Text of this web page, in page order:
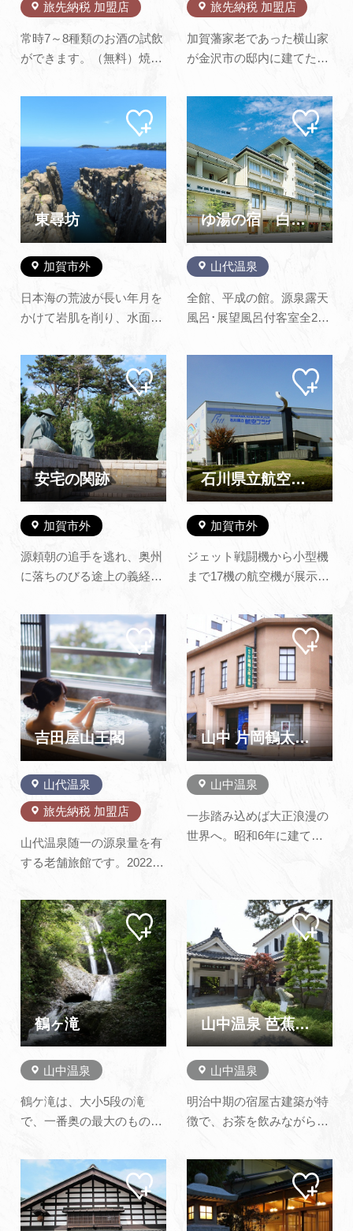
旅先納税 加盟店
常時7～8種類のお酒の試飲
ができます。（無料）焼印
類の中からお気に入りを選
んで焼印を押し、MYコー
スターやMY桝を作りまし
蔵でコースター）.pdf
旅先納税 加盟店
加賀藩家老であった横山家
が金沢市の邸内に建てた書
治末期の木造技術の枠を傾
けた最高級の普請であった
と伝えられています。成巽
閣（重文・金沢）に見られ
る武家邸宅書院の伝統を継
承する近代の書院造として
貴重な遺構で、また数々の
古美術品…
東尋坊
加賀市外
日本海の荒波が長い年月を
かけて岩肌を削り、水面か
断崖を作り上げた奇勝で
す。五角形や六角形の柱状
節理の巨大な岩柱がそそり
立ち、地質学的にも貴重で
国の天然記念物に指定され
ています。また、30分で巡
る観光遊覧船からは、ライ
オン岩、ろ…
マイ
ペー
ジに
追加
ゆ湯の宿 白山菖蒲亭
山代温泉
全館、平成の館。源泉露天
風呂･展望風呂付客室全20
おもてなしの温泉物語。こ
だわりのおもてなしのお宿
物語。お料理は旬の味･郷
土の味を大切にした会席膳
をご用意いたしておりま
す。
マイ
ペー
ジに
追加
安宅の関跡
加賀市外
源頼朝の追手を逃れ、奥州
に落ちのびる途上の義経一
樫氏の温情で無事通ること
ができたという「勧進帳」
の名舞台。これをテーマに
した「『安宅の関』こまつ
勧進帳の里」が併設されて
います。難関突破のお守り
がある安宅住吉神社では、
歌川国芳…
マイ
ペー
ジに
追加
石川県立航空プラザ
加賀市外
ジェット戦闘機から小型機
まで17機の航空機が展示さ
博物館です。また、全日空
で実際に使われていたYS-
11や簡易シミュレーターも
あります。国内最大級の飛
行機型遊具では天候を気に
することなく遊べます。
マイ
ペー
追加
吉田屋山王閣
山代温泉
旅先納税 加盟店
山代温泉随一の源泉量を有
する老舗旅館です。2022年
た大浴場・露天風呂で上質
の温泉をお楽しみください
ませ。また、大浴場のリニ
ューアルオープンに合わせ
てサウナも新設致しまし
た。ｉｋｉ製のストーブを
導入し、オートロウリュウ
機能も取り…
マイ
ペー
ジに
追加
山中 片岡鶴太郎工藝館
山中温泉
一歩踏み込めば大正浪漫の
世界へ。昭和6年に建てら
が鶴太郎さんとの出会い
で、そのアートの息吹が伝
わるように再生されまし
た。源泉と工芸の街、山中
にやすらぎと生きがいを与
える場となる…
マイ
ペー
ジに
追加
鶴ヶ滝
山中温泉
鶴ケ滝は、大小5段の滝
で、一番奥の最大のものは
さ五段合わせて30ｍほどあ
ると言われています。 また
広場には鶴ケ滝不動王がま
つられており、ここから眺
マイ
ペー
ジに
追加
山中温泉 芭蕉の館
山中温泉
明治中期の宿屋古建築が特
徴で、お茶を飲みながら美
た、松尾芭蕉の資料や山中
漆器の作品等も展示されて
います。
マイ
ペー
ジに
追加
マイ
ペー
ジに
追加
マイ
ペー
ジに
追加